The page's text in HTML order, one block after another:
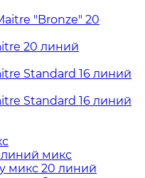
"Bronze" 20
20 линий
Standard 16 линий
Standard 16 линий
линий микс
микс 20 линий